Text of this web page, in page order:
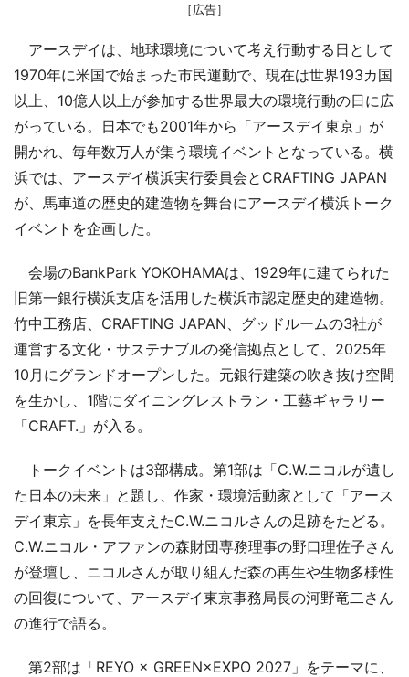
［広告］
アースデイは、地球環境について考え行動する日として
1970年に米国で始まった市民運動で、現在は世界193カ国
以上、10億人以上が参加する世界最大の環境行動の日に広
がっている。日本でも2001年から「アースデイ東京」が
開かれ、毎年数万人が集う環境イベントとなっている。横
浜では、アースデイ横浜実行委員会とCRAFTING JAPAN
が、馬車道の歴史的建造物を舞台にアースデイ横浜トーク
イベントを企画した。
会場のBankPark YOKOHAMAは、1929年に建てられた
旧第一銀行横浜支店を活用した横浜市認定歴史的建造物。
竹中工務店、CRAFTING JAPAN、グッドルームの3社が
運営する文化・サステナブルの発信拠点として、2025年
10月にグランドオープンした。元銀行建築の吹き抜け空間
を生かし、1階にダイニングレストラン・工藝ギャラリー
「CRAFT.」が入る。
トークイベントは3部構成。第1部は「C.W.ニコルが遺し
た日本の未来」と題し、作家・環境活動家として「アース
デイ東京」を長年支えたC.W.ニコルさんの足跡をたどる。
C.W.ニコル・アファンの森財団専務理事の野口理佐子さん
が登壇し、ニコルさんが取り組んだ森の再生や生物多様性
の回復について、アースデイ東京事務局長の河野竜二さん
の進行で語る。
第2部は「REYO × GREEN×EXPO 2027」をテーマに、